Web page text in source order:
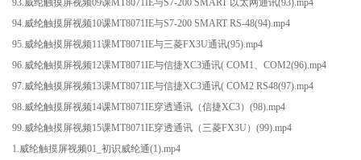
93.威纶触摸屏视频09课MT8071IE与S7-200 SMART 以太网通讯(93).mp4
94.威纶触摸屏视频10课MT8071IE与S7-200 SMART RS-48(94).mp4
95.威纶触摸屏视频11课MT8071IE与三菱FX3U通讯(95).mp4
96.威纶触摸屏视频12课MT8071IE与信捷XC3通讯( COM1、COM2(96).mp4
97.威纶触摸屏视频13课MT8071IE与信捷XC3通讯( COM2 RS48(97).mp4
98.威纶触摸屏视频14课MT8071IE穿透通讯（信捷XC3）(98).mp4
99.威纶触摸屏视频15课MT8071IE穿透通讯（三菱FX3U）(99).mp4
1.威纶触摸屏视频01_初识威纶通(1).mp4